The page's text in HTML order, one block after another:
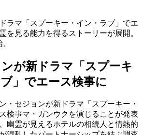
ラマ「スプーキー・イン・ラブ」でエ
を見る能力を得るストーリーが展開。
が新ドラマ「スプーキ
」でエース検事に
・セジョンが新ドラマ「スプーキー・
検事マ・ガンウクを演じることが発表
幽霊が見えるホテルの相続人と情熱的